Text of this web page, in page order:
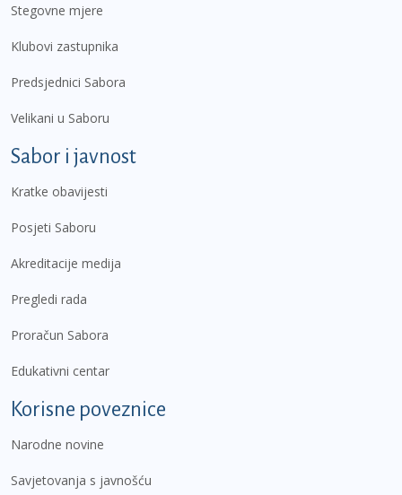
Stegovne mjere
Klubovi zastupnika
Predsjednici Sabora
Velikani u Saboru
Sabor i javnost
Kratke obavijesti
Posjeti Saboru
Akreditacije medija
Pregledi rada
Proračun Sabora
Edukativni centar
Korisne poveznice
Narodne novine
Savjetovanja s javnošću